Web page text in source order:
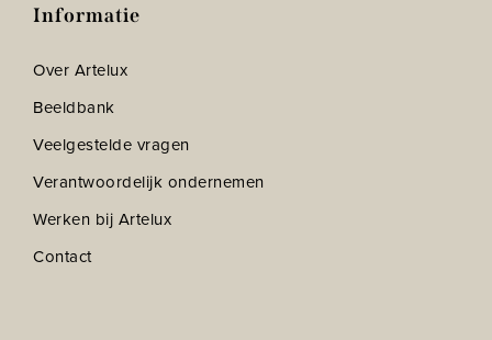
Informatie
Over Artelux
Beeldbank
Veelgestelde vragen
Verantwoordelijk ondernemen
Werken bij Artelux
Contact